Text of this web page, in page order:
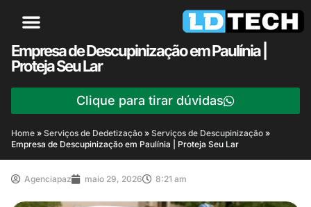
Empresa de Descupinização em Paulínia |
Proteja Seu Lar
Clique para tirar dúvidas
Home » Serviços de Dedetização » Serviços de Descupinização »
Empresa de Descupinização em Paulínia | Proteja Seu Lar
Agenciapaz maio 29, 2026 8:21 am